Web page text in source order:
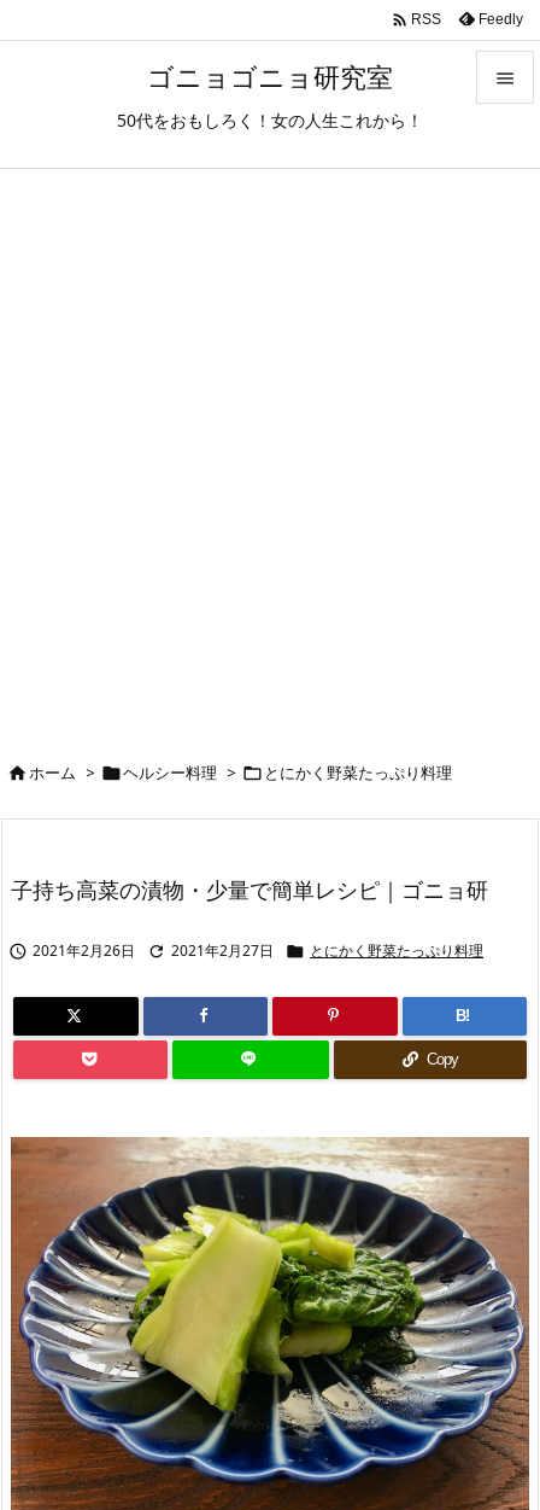
ゴニョゴニョ研究室
50代をおもしろく！女の人生これから！

 RSS Feedly
ホーム > ヘルシー料理 >  とにかく野菜たっぷり料理
子持ち高菜の漬物・少量で簡単レシピ｜ゴニョ研
 2021年2月26日  2021年2月27日  とにかく野菜たっぷり料理
B!
Copy